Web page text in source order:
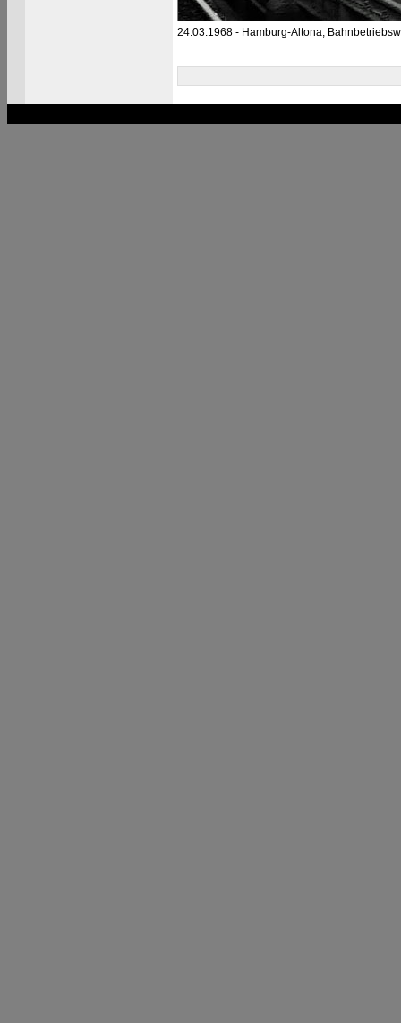
24.03.1968 - Hamburg-Altona,